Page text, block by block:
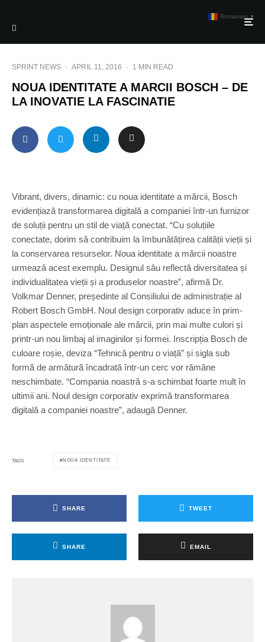
SPRINT NEWS · APRIL 11, 2016 · 1 MIN READ
NOUA IDENTITATE A MARCII BOSCH – DE
LA INOVATIE LA FASCINATIE
Vibrant, divers, dinamic: cu noua identitate a mărcii, Bosch
evidențiază transformarea digitală a companiei într-un furnizor
de soluții pentru un stil de viață conectat. “Cu soluțiile
conectate, dorim să contribuim la îmbunătățirea calității vieții și
la conservarea resurselor. Noua identitate a mărcii noastre
urmează acest exemplu. Designul său reflectă diversitatea și
individualitatea vieții și a produselor noastre”, afirmă Dr.
Volkmar Denner, președinte al Consiliului de administrație al
Robert Bosch GmbH. Noul design corporativ aduce în prim-
plan aspectele emoționale ale mărcii, prin mai multe culori și
printr-un nou limbaj al imaginilor și formei. Inscripția Bosch de
culoare roșie, deviza “Tehnică pentru o viață” și sigla sub
formă de armătură încadrată într-un cerc vor rămâne
neschimbate. “Compania noastră s-a schimbat foarte mult în
ultimii ani. Noul design corporativ exprimă transformarea
digitală a companiei noastre”, adaugă Denner.
TAGS NOUA IDENTITATE
SHARE TWEET
SHARE EMAIL
Romanian ▼